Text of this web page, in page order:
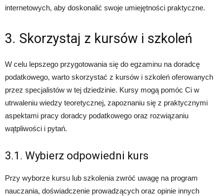
internetowych, aby doskonalić swoje umiejętności praktyczne.
3. Skorzystaj z kursów i szkoleń
W celu lepszego przygotowania się do egzaminu na doradcę
podatkowego, warto skorzystać z kursów i szkoleń oferowanych
przez specjalistów w tej dziedzinie. Kursy mogą pomóc Ci w
utrwaleniu wiedzy teoretycznej, zapoznaniu się z praktycznymi
aspektami pracy doradcy podatkowego oraz rozwiązaniu
wątpliwości i pytań.
3.1. Wybierz odpowiedni kurs
Przy wyborze kursu lub szkolenia zwróć uwagę na program
nauczania, doświadczenie prowadzących oraz opinie innych